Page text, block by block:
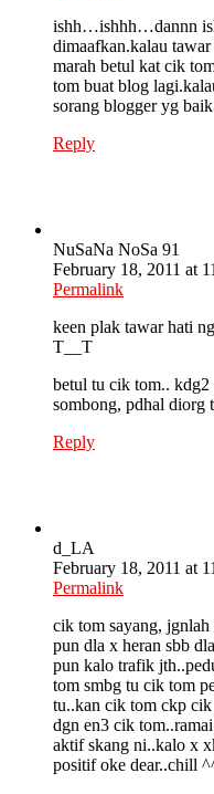
ishh…ishhh…dannn
dimaafkan.kalau
marah betul kat cik
tom buat blog
sorang blogger yg
Reply
NuSaNa NoSa 91
February 18, 2011 at
Permalink
keen plak tawar hati
T__T
betul tu cik tom.. kdg2
sombong, pdhal diorg
Reply
d_LA
February 18, 2011 at
Permalink
cik tom sayang,
pun dla x heran sbb
pun kalo trafik
tom smbg tu cik tom
tu..kan cik tom ckp
dgn en3 cik
aktif skang ni..kalo x
positif oke dear..chill